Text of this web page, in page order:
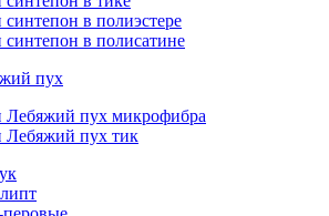
в полиэстере
в полисатине
пух
пух микрофибра
пух тик